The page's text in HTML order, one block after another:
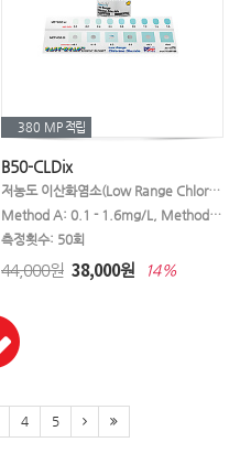
380 MP 적립
B50-CLDix
저농도 이산화염소(Low Range Chlorine Dioxide)
Method A: 0.1 - 1.6mg/L, Method B: 0.1 - 0.4 mg/L
측정횟수: 50회
44,000원 38,000원 14%
4 5